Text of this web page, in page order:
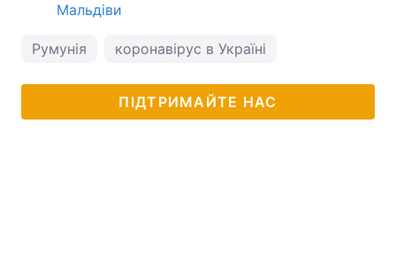
Мальдіви
Румунія коронавірус в Україні
ПІДТРИМАЙТЕ НАС